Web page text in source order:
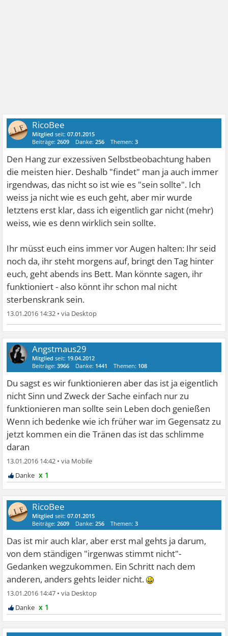
RicoBee
Mitglied seit:07.01.2015
Beiträge:2609 Danke:256 Themen:3
Den Hang zur exzessiven Selbstbeobachtung haben
die meisten hier. Deshalb "findet" man ja auch immer
irgendwas, das nicht so ist wie es "sein sollte". Ich
weiss ja nicht wie es euch geht, aber mir wurde
letztens erst klar, dass ich eigentlich gar nicht (mehr)
weiss, wie es denn wirklich sein sollte.
Ihr müsst euch eins immer vor Augen halten: Ihr seid
noch da, ihr steht morgens auf, bringt den Tag hinter
euch, geht abends ins Bett. Man könnte sagen, ihr
funktioniert - also könnt ihr schon mal nicht
sterbenskrank sein.
13.01.2016 14:32 •
Angstmaus29
Mitglied seit: 19.04.2012
Beiträge:3966 Danke: 1441 Themen: 108
Du sagst es wir funktionieren aber das ist ja eigentlich
nicht Sinn und Zweck der Sache einfach nur zu
funktionieren man sollte sein Leben doch genießen
Wenn ich bedenke wie ich früher war im Gegensatz zu
jetzt kommen ein die Tränen das ist das schlimme
daran
13.01.2016 14:42 •
x 1
RicoBee
Mitglied seit:07.01.2015
Beiträge:2609 Danke:256 Themen:3
Das ist mir auch klar, aber erst mal gehts ja darum,
von dem ständigen "irgenwas stimmt nicht"-
Gedanken wegzukommen. Ein Schritt nach dem
anderen, anders gehts leider nicht.
13.01.2016 14:47 •
x 1